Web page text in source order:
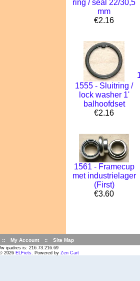
ring / seal 22/30,5
mm
€2.16
1555 - Sluitring /
lock washer 1'
balhoofdset
€2.16
1561 - Framecup
met industrielager
(First)
€3.60
:: My Account :: Site Map
ipadres is: 216.73.216.69
2026 ELFiets. Powered by Zen Cart